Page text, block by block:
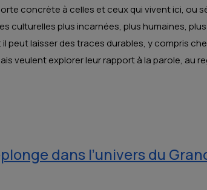
concrète à celles et ceux qui vivent ici, ou
culturelles plus incarnées, plus humaines,
il peut laisser des traces durables, y compris
veulent explorer leur rapport à la parole, au
dans l’univers du